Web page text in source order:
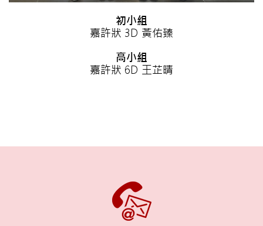
初小組
嘉許狀 3D 黃佑臻
高小組
嘉許狀 6D 王芷晴